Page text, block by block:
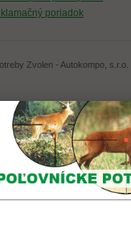
poriadok
Zvolen - Autokompo, s.r.o.